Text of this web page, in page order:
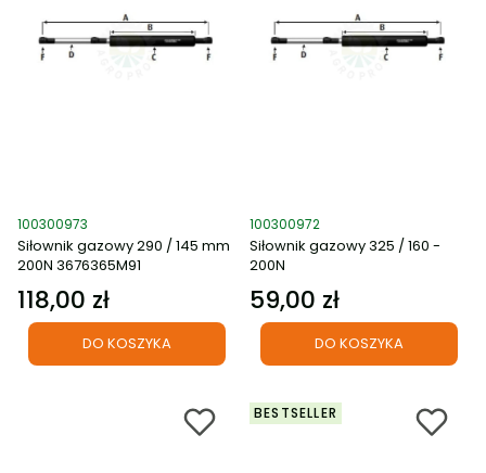
Kod produktu
100300973
Siłownik gazowy 290 / 145 mm
200N 3676365M91
Cena
118,00 zł
DO KOSZYKA
Kod produktu
100300972
Siłownik gazowy 325 / 160 -
200N
Cena
59,00 zł
DO KOSZYKA
BESTSELLER